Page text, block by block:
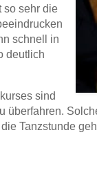
so sehr die
schnell in
deutlich
sind
überfahren.
Tanzstunde